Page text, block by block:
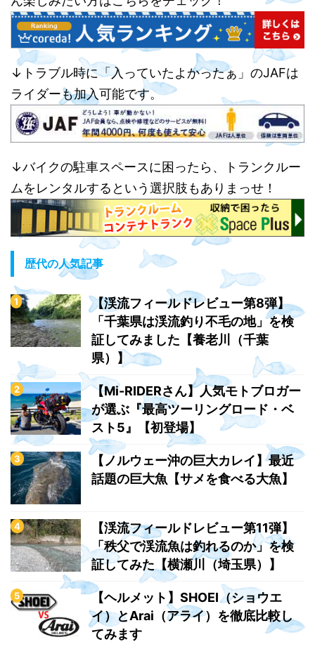
↓トラブル時に「入っていたよかったぁ」のJAFは
ライダーも加入可能です。
↓バイクの駐車スペースに困ったら、トランクルー
ムをレンタルするという選択肢もありまっせ！
歴代の人気記事
【渓流フィールドレビュー第8弾】
「千葉県は渓流釣り不毛の地」を検
証してみました【養老川（千葉
県）】
【Mi-RIDERさん】人気モトブロガー
が選ぶ『最高ツーリングロード・ベ
スト5』【初登場】
【ノルウェー沖の巨大カレイ】最近
話題の巨大魚【サメを食べる大魚】
【渓流フィールドレビュー第11弾】
「秩父で渓流魚は釣れるのか」を検
証してみた【横瀬川（埼玉県）】
【ヘルメット】SHOEI（ショウエ
イ）とArai（アライ）を徹底比較し
てみます